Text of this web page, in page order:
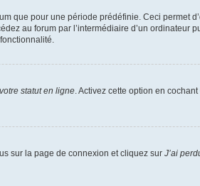
que pour une période prédéfinie. Ceci permet
au forum par l’intermédiaire d’un ordinateur
statut en ligne. Activez cette option en cochant
sur la page de connexion et cliquez sur J’ai